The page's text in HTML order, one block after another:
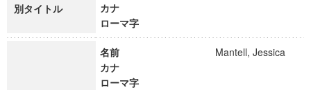
別タイトル
カナ
ローマ字
名前
Mantell, Jessica
カナ
ローマ字